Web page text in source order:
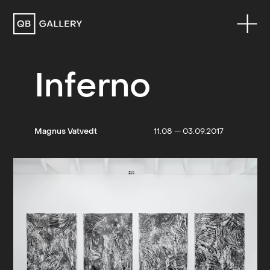
QB Gallery
Inferno
Magnus Vatvedt 11.08 — 03.09.2017